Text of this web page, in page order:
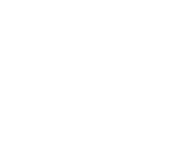
Recettes